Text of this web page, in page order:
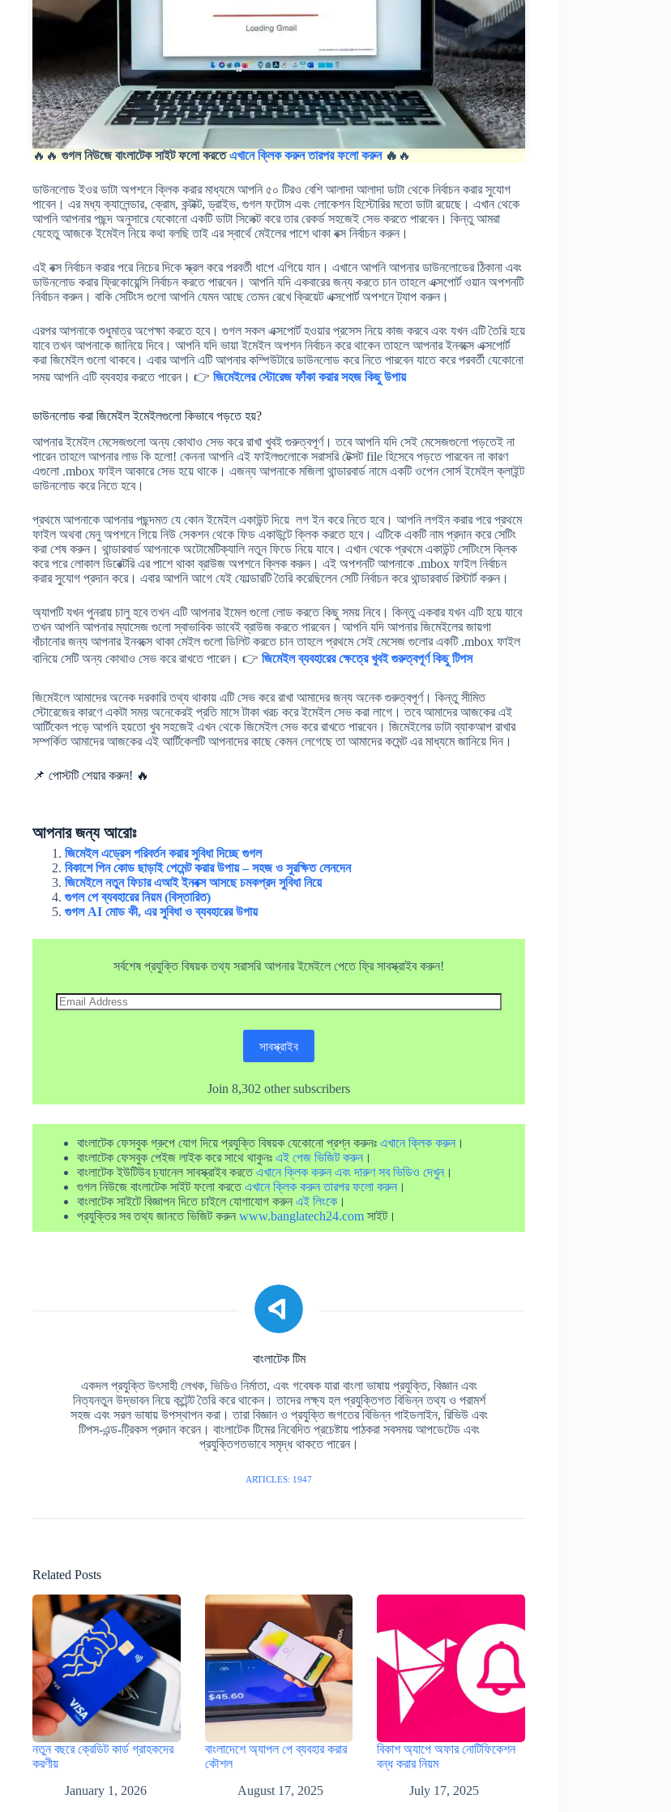
🔥🔥 গুগল নিউজে বাংলাটেক সাইট ফলো করতেএখানে ক্লিক করুন তারপর ফলো করুন🔥 🔥
ডাউনলোড ইওর ডাটা অপশনে ক্লিক করার মাধ্যমে আপনি ৫০ টিরও বেশি আলাদা আলাদা ডাটা থেকে নির্বাচন করার সুযোগ
পাবেন। এর মধ্য ক্যালেন্ডার, ক্রোম, কন্টাক্ট, ড্রাইভ, গুগল ফটোস এবং লোকেশন হিস্টোরির মতো ডাটা রয়েছে। এখান থেকে
আপনি আপনার পছন্দ অনুসারে যেকোনো একটি ডাটা সিলেক্ট করে তার রেকর্ড সহজেই সেভ করতে পারবেন। কিন্তু আমরা
যেহেতু আজকে ইমেইল নিয়ে কথা বলছি তাই এর স্বার্থে মেইলের পাশে থাকা বক্স নির্বাচন করুন।
এই বক্স নির্বাচন করার পরে নিচের দিকে স্ক্রল করে পরবর্তী ধাপে এগিয়ে যান। এখানে আপনি আপনার ডাউনলোডের ঠিকানা এবং
ডাউনলোড করার ফ্রিকোয়েন্সি নির্বাচন করতে পারবেন। আপনি যদি একবারের জন্য করতে চান তাহলে এক্সপোর্ট ওয়ান অপশনটি
নির্বাচন করুন। বাকি সেটিংস গুলো আপনি যেমন আছে তেমন রেখে ক্রিয়েট এক্সপোর্ট অপশনে ট্যাপ করুন।
এরপর আপনাকে শুধুমাত্র অপেক্ষা করতে হবে। গুগল সকল এক্সপোর্ট হওয়ার প্রসেস নিয়ে কাজ করবে এবং যখন এটি তৈরি হয়ে
যাবে তখন আপনাকে জানিয়ে দিবে। আপনি যদি ভায়া ইমেইল অপশন নির্বাচন করে থাকেন তাহলে আপনার ইনবক্সে এক্সপোর্ট
করা জিমেইল গুলো থাকবে। এবার আপনি এটি আপনার কম্পিউটারে ডাউনলোড করে নিতে পারবেন যাতে করে পরবর্তী যেকোনো
সময় আপনি এটি ব্যবহার করতে পারেন। 👉 জিমেইলের স্টোরেজ ফাঁকা করার সহজ কিছু উপায়
ডাউনলোড করা জিমেইল ইমেইলগুলো কিভাবে পড়তে হয়?
আপনার ইমেইল মেসেজগুলো অন্য কোথাও সেভ করে রাখা খুবই গুরুত্বপূর্ণ। তবে আপনি যদি সেই মেসেজগুলো পড়তেই না
পারেন তাহলে আপনার লাভ কি হলো! কেননা আপনি এই ফাইলগুলোকে সরাসরি টেক্সট file হিসেবে পড়তে পারবেন না কারণ
এগুলো .mbox ফাইল আকারে সেভ হয়ে থাকে। এজন্য আপনাকে মজিলা থান্ডারবার্ড নামে একটি ওপেন সোর্স ইমেইল ক্লাইন্ট
ডাউনলোড করে নিতে হবে।
প্রথমে আপনাকে আপনার পছন্দমত যে কোন ইমেইল একাউন্ট দিয়ে লগ ইন করে নিতে হবে। আপনি লগইন করার পরে প্রথমে
ফাইল অথবা মেনু অপশনে গিয়ে নিউ সেকশন থেকে ফিড একাউন্টে ক্লিক করতে হবে। এটিকে একটি নাম প্রদান করে সেটিং
করা শেষ করুন। থান্ডারবার্ড আপনাকে অটোমেটিক্যালি নতুন ফিডে নিয়ে যাবে। এখান থেকে প্রথমে একাউন্ট সেটিংসে ক্লিক
করে পরে লোকাল ডিরেক্টরি এর পাশে থাকা ব্রাউজ অপশনে ক্লিক করুন। এই অপশনটি আপনাকে .mbox ফাইল নির্বাচন
করার সু্যোগ প্রদান করে। এবার আপনি আগে যেই ফোল্ডারটি তৈরি করেছিলেন সেটি নির্বাচন করে থান্ডারবার্ড রিস্টার্ট করুন।
অ্যাপটি যখন পুনরায় চালু হবে তখন এটি আপনার ইমেল গুলো লোড করতে কিছু সময় নিবে। কিন্তু একবার যখন এটি হয়ে যাবে
তখন আপনি আপনার ম্যাসেজ গুলো স্বাভাবিক ভাবেই ব্রাউজ করতে পারবেন। আপনি যদি আপনার জিমেইলের জায়গা
বাঁচানোর জন্য আপনার ইনবক্সে থাকা মেইল গুলো ডিলিট করতে চান তাহলে প্রথমে সেই মেসেজ গুলোর একটি .mbox ফাইল
বানিয়ে সেটি অন্য কোথাও সেভ করে রাখতে পারেন। 👉 জিমেইল ব্যবহারের ক্ষেত্রে খুবই গুরুত্বপূর্ণ কিছু টিপস
জিমেইলে আমাদের অনেক দরকারি তথ্য থাকায় এটি সেভ করে রাখা আমাদের জন্য অনেক গুরুত্বপূর্ণ। কিন্তু সীমিত
স্টোরেজের কারণে একটা সময় অনেকেরই প্রতি মাসে টাকা খরচ করে ইমেইল সেভ করা লাগে। তবে আমাদের আজকের এই
আর্টিকেল পড়ে আপনি হয়তো খুব সহজেই এখন থেকে জিমেইল সেভ করে রাখতে পারবেন। জিমেইলের ডাটা ব্যাকআপ রাখার
সম্পর্কিত আমাদের আজকের এই আর্টিকেলটি আপনাদের কাছে কেমন লেগেছে তা আমাদের কমেন্ট এর মাধ্যমে জানিয়ে দিন।
📌 পোস্টটি শেয়ার করুন! 🔥
আপনার জন্য আরোঃ
জিমেইল এড্রেস পরিবর্তন করার সুবিধা দিচ্ছে গুগল
বিকাশে পিন কোড ছাড়াই পেমেন্ট করার উপায় – সহজ ও সুরক্ষিত লেনদেন
জিমেইলে নতুন ফিচার এআই ইনবক্স আসছে চমকপ্রদ সুবিধা নিয়ে
গুগল পে ব্যবহারের নিয়ম (বিস্তারিত)
গুগল AI মোড কী, এর সুবিধা ও ব্যবহারের উপায়
সর্বশেষ প্রযুক্তি বিষয়ক তথ্য সরাসরি আপনার ইমেইলে পেতে ফ্রি সাবস্ক্রাইব করুন!
Email
Address
সাবস্ক্রাইব
Join 8,302 other subscribers
বাংলাটেক ফেসবুক গ্রুপে যোগ দিয়ে প্রযুক্তি বিষয়ক যেকোনো প্রশ্ন করুনঃ এখানে ক্লিক করুন ।
বাংলাটেক ফেসবুক পেইজ লাইক করে সাথে থাকুনঃ এই পেজ ভিজিট করুন ।
বাংলাটেক ইউটিউব চ্যানেল সাবস্ক্রাইব করতেএখানে ক্লিক করুন এবং দারুণ সব ভিডিও দেখুন ।
গুগল নিউজে বাংলাটেক সাইট ফলো করতেএখানে ক্লিক করুন তারপর ফলো করুন ।
বাংলাটেক সাইটে বিজ্ঞাপন দিতে চাইলে যোগাযোগ করুন এই লিংকে ।
প্রযুক্তির সব তথ্য জানতে ভিজিট করুন www.banglatech24.com সাইট।
বাংলাটেক টিম
একদল প্রযুক্তি উৎসাহী লেখক, ভিডিও নির্মাতা, এবং গবেষক যারা বাংলা ভাষায় প্রযুক্তি, বিজ্ঞান এবং
নিত্যনতুন উদ্ভাবন নিয়ে কন্টেন্ট তৈরি করে থাকেন। তাদের লক্ষ্য হল প্রযুক্তিগত বিভিন্ন তথ্য ও পরামর্শ
সহজ এবং সরল ভাষায় উপস্থাপন করা। তারা বিজ্ঞান ও প্রযুক্তি জগতের বিভিন্ন গাইডলাইন, রিভিউ এবং
টিপস-এন্ড-ট্রিকস প্রদান করেন। বাংলাটেক টিমের নিবেদিত প্রচেষ্টায় পাঠকরা সবসময় আপডেটেড এবং
প্রযুক্তিগতভাবে সমৃদ্ধ থাকতে পারেন।
ARTICLES: 1947
Related Posts
নতুন বছরে ক্রেডিট কার্ড গ্রাহকদের
করণীয়
January 1, 2026
বাংলাদেশে অ্যাপল পে ব্যবহার করার
কৌশল
August 17, 2025
বিকাশ অ্যাপে অফার নোটিফিকেশন
বন্ধ করার নিয়ম
July 17, 2025